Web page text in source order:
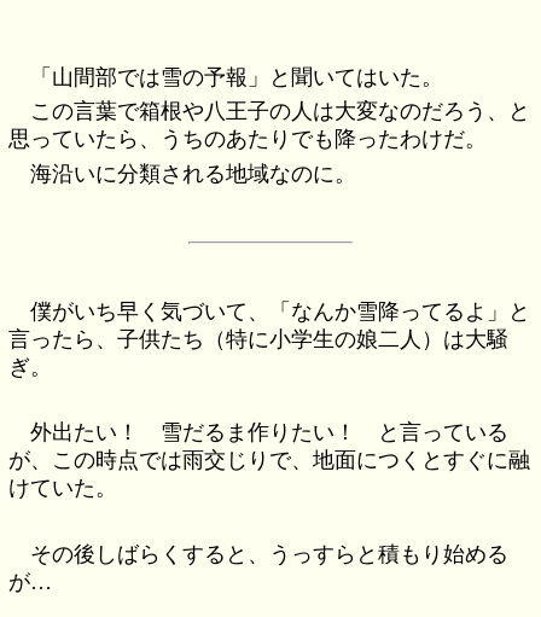
「山間部では雪の予報」と聞いてはいた。
この言葉で箱根や八王子の人は大変なのだろう、と
思っていたら、うちのあたりでも降ったわけだ。
海沿いに分類される地域なのに。
僕がいち早く気づいて、「なんか雪降ってるよ」と
言ったら、子供たち（特に小学生の娘二人）は大騒
ぎ。
外出たい！ 雪だるま作りたい！ と言っている
が、この時点では雨交じりで、地面につくとすぐに融
けていた。
その後しばらくすると、うっすらと積もり始める
が…